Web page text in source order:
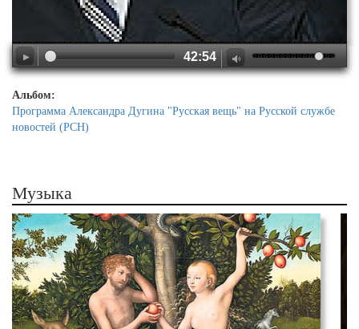
42:54
Альбом:
Программа Александра Дугина "Русская вещь" на Русской службе
новостей (РСН)
Музыка